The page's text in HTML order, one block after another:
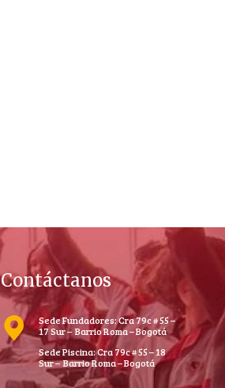
Contáctanos
Sede Fundadores: Cra 79c # 55 –
17 Sur – Barrio Roma – Bogotá
Sede Piscina: Cra 79c # 55 – 18
Sur – Barrio Roma – Bogotá